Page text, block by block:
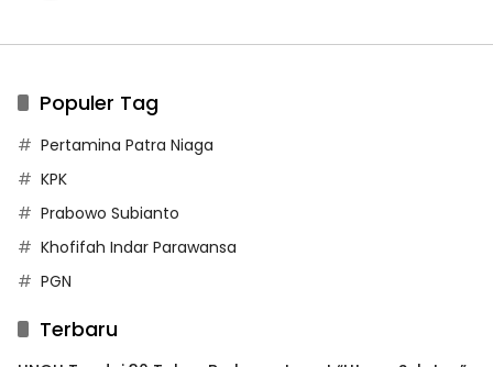
Populer Tag
Pertamina Patra Niaga
KPK
Prabowo Subianto
Khofifah Indar Parawansa
PGN
Terbaru